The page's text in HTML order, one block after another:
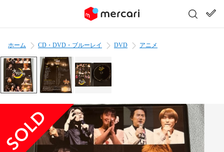
ホーム CD・DVD・ブルーレイ DVD アニメ